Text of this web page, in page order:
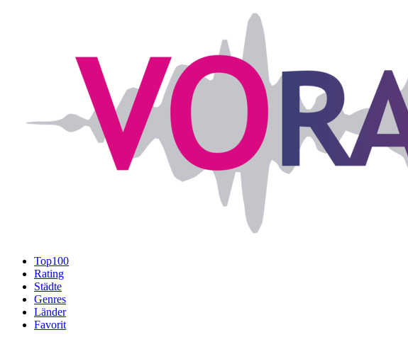
Top100
Rating
Städte
Genres
Länder
Favorit